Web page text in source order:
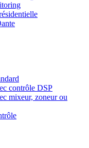
contrôle DSP
mixeur, zoneur ou